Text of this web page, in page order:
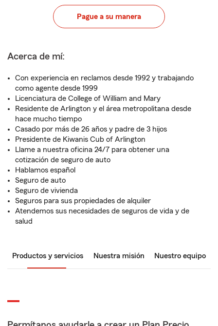
Pague a su manera
Acerca de mí:
Con experiencia en reclamos desde 1992 y trabajando
como agente desde 1999
Licenciatura de College of William and Mary
Residente de Arlington y el área metropolitana desde
hace mucho tiempo
Casado por más de 26 años y padre de 3 hijos
Presidente de Kiwanis Cub of Arlington
Llame a nuestra oficina 24/7 para obtener una
cotización de seguro de auto
Hablamos español
Seguro de auto
Seguro de vivienda
Seguros para sus propiedades de alquiler
Atendemos sus necesidades de seguros de vida y de
salud
Productos y servicios Nuestra misión Nuestro equipo